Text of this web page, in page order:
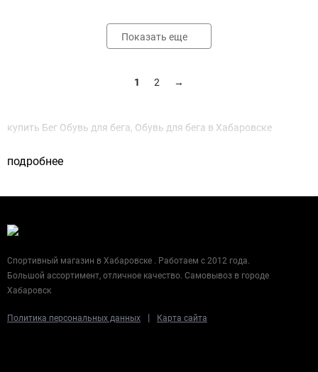
Показать еще
1 2 →
купить Бег Обувь для бега, Обувь для бега в Хабаровске
подробнее
Спортивный магазин в Хабаровске . Работаем с 2012 года.
Большой ассортимент, отличное качество. Самовывоз в городе
Хабаровск
Политика персональных данных | Карта сайта